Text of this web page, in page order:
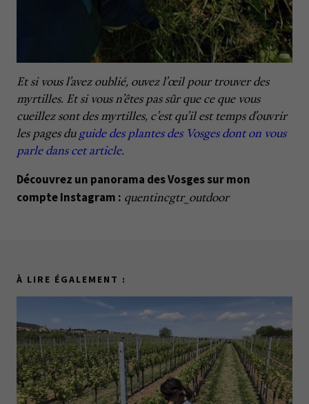
Et si vous l’avez oublié, ouvez l’œil pour trouver des
myrtilles. Et si vous n’êtes pas sûr que ce que vous
cueillez sont des myrtilles, c’est qu’il est temps d’ouvrir
les pages duguide des plantes des Vosges dont on vous
parle dans cet article.
Découvrez un panorama des Vosges sur mon
compte Instagram : quentincgtr_outdoor
À LIRE ÉGALEMENT :